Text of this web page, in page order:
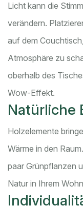
Licht kann die
verändern.
auf dem
Atmosphäre zu
oberhalb des
Wow-Effekt.
Natürliche
Holzelemente
Wärme in den
paar Grünpflanzen
Natur in Ihrem